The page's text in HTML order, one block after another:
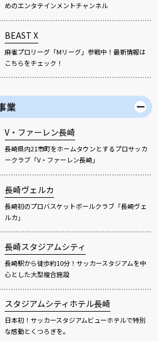
めのエンタテインメントチャンネル
BEAST X
麻雀プロリーグ「Mリーグ」参戦中！最新情報は
こちらをチェック！
業
V・ファーレン長崎
長崎県内21市町をホームタウンとするプロサッカ
ークラブ「V・ファーレン長崎」
長崎ヴェルカ
長崎初のプロバスケットボールクラブ「長崎ヴェ
ルカ」
長崎スタジアムシティ
長崎駅から徒歩約10分！サッカースタジアムを中
心とした大型複合施設
スタジアムシティホテル長崎
日本初！サッカースタジアムビューホテルで特別
な感動とくつろぎを。